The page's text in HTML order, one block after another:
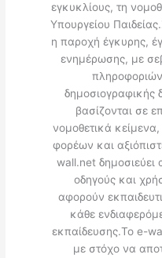
εγκυκλίους, τη
Υπουργείου
η παροχή έγκυρης,
ενημέρωσης, με
πληροφοριών
δημοσιογραφικής
βασίζονται σε
νομοθετικά
φορέων και
wall.net
οδηγούς και
αφορούν
κάθε
εκπαίδευσης.Το e-
με στόχο να